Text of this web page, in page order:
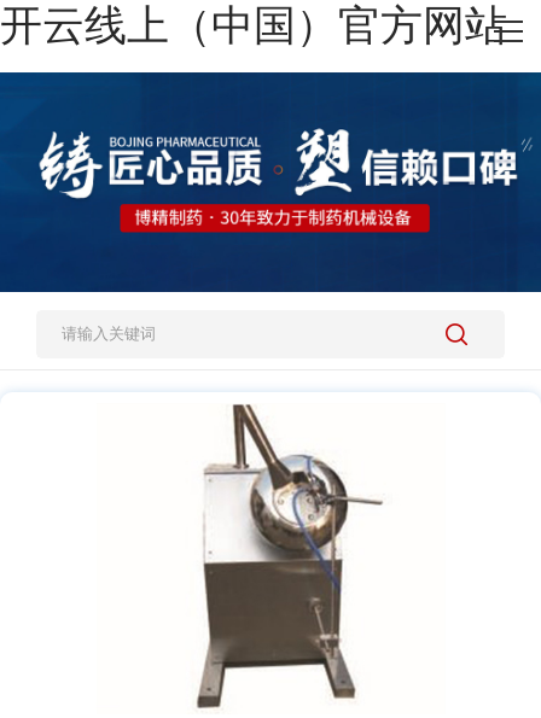
开云线上（中国）官方网站
网站开云线上（中国）官方网站
施工案例
人才招聘